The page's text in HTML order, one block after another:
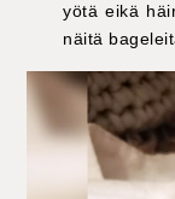
yötä eikä
näitä